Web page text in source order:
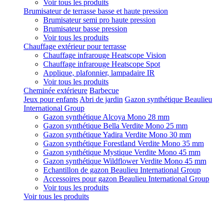
Voir tous les produits
Brumisateur de terrasse basse et haute pression
Brumisateur semi pro haute pression
Brumisateur basse pression
Voir tous les produits
Chauffage extérieur pour terrasse
Chauffage infrarouge Heatscope Vision
Chauffage infrarouge Heatscope Spot
Applique, plafonnier, lampadaire IR
Voir tous les produits
Cheminée extérieure Barbecue
Jeux pour enfants Abri de jardin Gazon synthétique Beaulieu
International Group
Gazon synthétique Alcoya Mono 28 mm
Gazon synthétique Bella Verdite Mono 25 mm
Gazon synthétique Yadira Verdite Mono 30 mm
Gazon synthétique Forestland Verdite Mono 35 mm
Gazon synthétique Mystique Verdite Mono 45 mm
Gazon synthétique Wildflower Verdite Mono 45 mm
Echantillon de gazon Beaulieu International Group
Accessoires pour gazon Beaulieu International Group
Voir tous les produits
Voir tous les produits